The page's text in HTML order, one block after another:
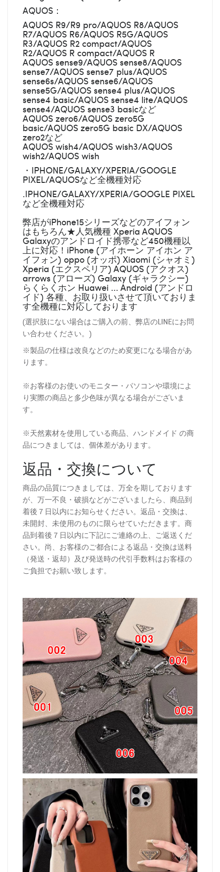
AQUOS：
AQUOS R9/R9 pro/AQUOS R8/AQUOS
R7/AQUOS R6/AQUOS R5G/AQUOS
R3/AQUOS R2 compact/AQUOS
R2/AQUOS R compact/AQUOS R
AQUOS sense9/AQUOS sense8/AQUOS
sense7/AQUOS sense7 plus/AQUOS
sense6s/AQUOS sense6/AQUOS
sense5G/AQUOS sense4 plus/AQUOS
sense4 basic/AQUOS sense4 lite/AQUOS
sense4/AQUOS sense3 basicなど
AQUOS zero6/AQUOS zero5G
basic/AQUOS zero5G basic DX/AQUOS
zero2など
AQUOS wish4/AQUOS wish3/AQUOS
wish2/AQUOS wish
・IPHONE/GALAXY/XPERIA/GOOGLE
PIXEL/AQUOSなど全機種対応
.IPHONE/GALAXY/XPERIA/GOOGLE PIXEL
など全機種対応
弊店がiPhone15シリーズなどのアイフォン
はもちろん★人気機種 Xperia AQUOS
Galaxyのアンドロイド携帯など450機種以
上に対応！iPhone (アイホーン アイホン ア
イフォン) oppo (オッポ) Xiaomi (シャオミ)
Xperia (エクスペリア) AQUOS (アクオス)
arrows (アローズ) Galaxy (ギャラクシー)
らくらくホン Huawei ... Android (アンドロ
イド) 各種、お取り扱いさせて頂いておりま
す全機種に対応しております
(選択肢にない場合はご購入の前、弊店のLINEにお問
い合わせください。)
※製品の仕様は改良などのため変更になる場合があ
ります。
※お客様のお使いのモニター・パソコンや環境によ
り実際の商品と多少色味が異なる場合がございま
す。
※天然素材を使用している商品、ハンドメイド の商
品につきましては、個体差があります。
返品・交換について
商品の品質につきましては、万全を期しております
が、万一不良・破損などがございましたら、商品到
着後７日以内にお知らせください。返品・交換は、
未開封、未使用のものに限らせていただきます。商
品到着後７日以内に下記にご連絡の上、ご返送くだ
さい。尚、お客様のご都合による返品・交換は送料
（発送・返却）及び発送時の代引手数料はお客様の
ご負担でお願い致します。